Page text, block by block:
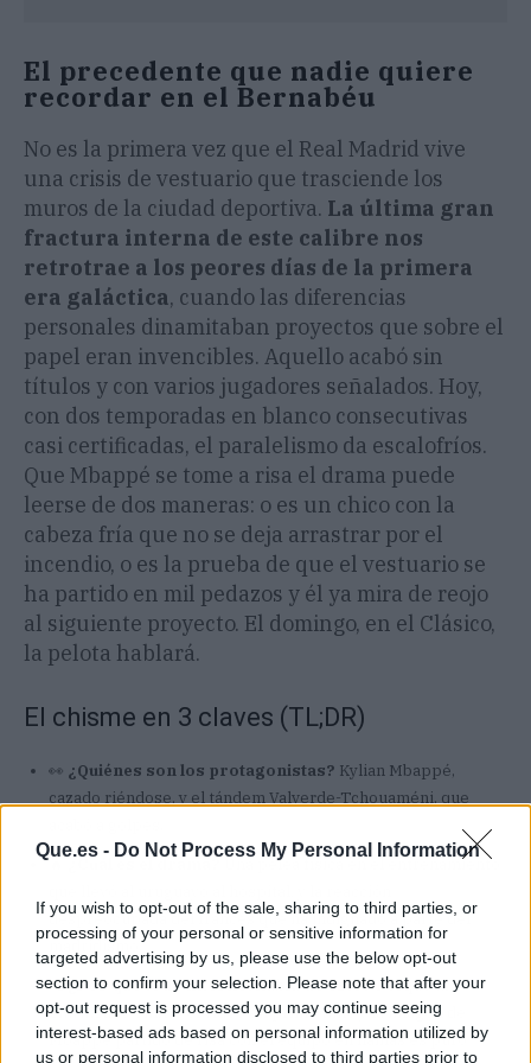
Que.es - Do Not Process My Personal Information
If you wish to opt-out of the sale, sharing to third parties, or
processing of your personal or sensitive information for
targeted advertising by us, please use the below opt-out
section to confirm your selection. Please note that after your
opt-out request is processed you may continue seeing
interest-based ads based on personal information utilized by
us or personal information disclosed to third parties prior to
El precedente que nadie quiere
recordar en el Bernabéu
No es la primera vez que el Real Madrid vive
una crisis de vestuario que trasciende los
muros de la ciudad deportiva. La última gran
fractura interna de este calibre nos
retrotrae a los peores días de la primera
era galáctica, cuando las diferencias
personales dinamitaban proyectos que sobre el
papel eran invencibles. Aquello acabó sin
títulos y con varios jugadores señalados. Hoy,
con dos temporadas en blanco consecutivas
casi certificadas, el paralelismo da escalofríos.
Que Mbappé se tome a risa el drama puede
leerse de dos maneras: o es un chico con la
cabeza fría que no se deja arrastrar por el
incendio, o es la prueba de que el vestuario se
ha partido en mil pedazos y él ya mira de reojo
al siguiente proyecto. El domingo, en el Clásico,
la pelota hablará.
El chisme en 3 claves (TL;DR)
👀 ¿Quiénes son los protagonistas? Kylian Mbappé,
cazado riéndose, y el tándem Valverde-Tchouaméni, que
Una pelea física en el entrenamiento
despreocupada del francés que ha indignado a parte del
madridismo.
📲¿Por qué todo internet habla de esto?PorqueEl
Chiringuitoemitió el vídeo en prime time y la imagen de
Mbappé partido de risa con el equipo en llamas es puro